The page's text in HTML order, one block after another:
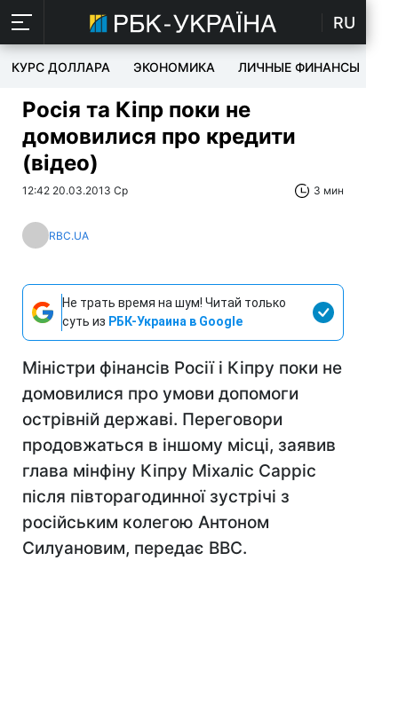
RU
КУРС ДОЛЛАРА ЭКОНОМИКА ЛИЧНЫЕ ФИНАНСЫ
Росія та Кіпр поки не
домовилися про кредити
(відео)
12:42 20.03.2013 Ср 3 мин
RBC.UA
Не трать время на шум! Читай только
суть из РБК-Украина в Google
Міністри фінансів Росії і Кіпру поки не
домовилися про умови допомоги
острівній державі. Переговори
продовжаться в іншому місці, заявив
глава мінфіну Кіпру Міхаліс Сарріс
після півторагодинної зустрічі з
російським колегою Антоном
Силуановим, передає BBC.